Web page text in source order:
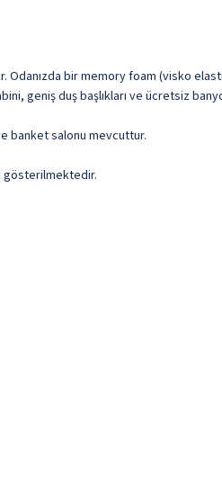
Odanızda bir memory foam (visko
geniş duş başlıkları ve ücretsiz
banket salonu mevcuttur.
gösterilmektedir.